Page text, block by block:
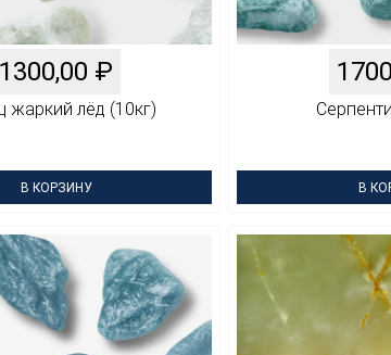
1300,00 ₽
жаркий лёд (10кг)
В КОРЗИНУ В